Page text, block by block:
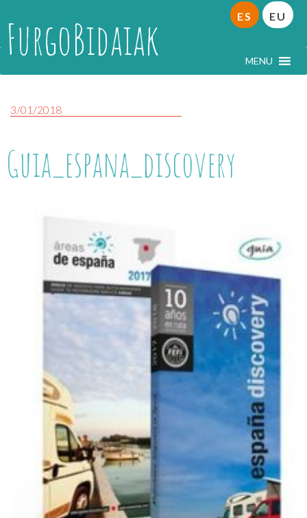
FurgoBidaiak MENU
ES EU
3/01/2018
Guia_espana_discovery